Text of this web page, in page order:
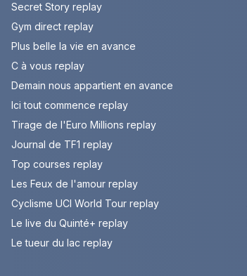
Secret Story replay
Gym direct replay
Plus belle la vie en avance
C à vous replay
Demain nous appartient en avance
Ici tout commence replay
Tirage de l'Euro Millions replay
Journal de TF1 replay
Top courses replay
Les Feux de l'amour replay
Cyclisme UCI World Tour replay
Le live du Quinté+ replay
Le tueur du lac replay